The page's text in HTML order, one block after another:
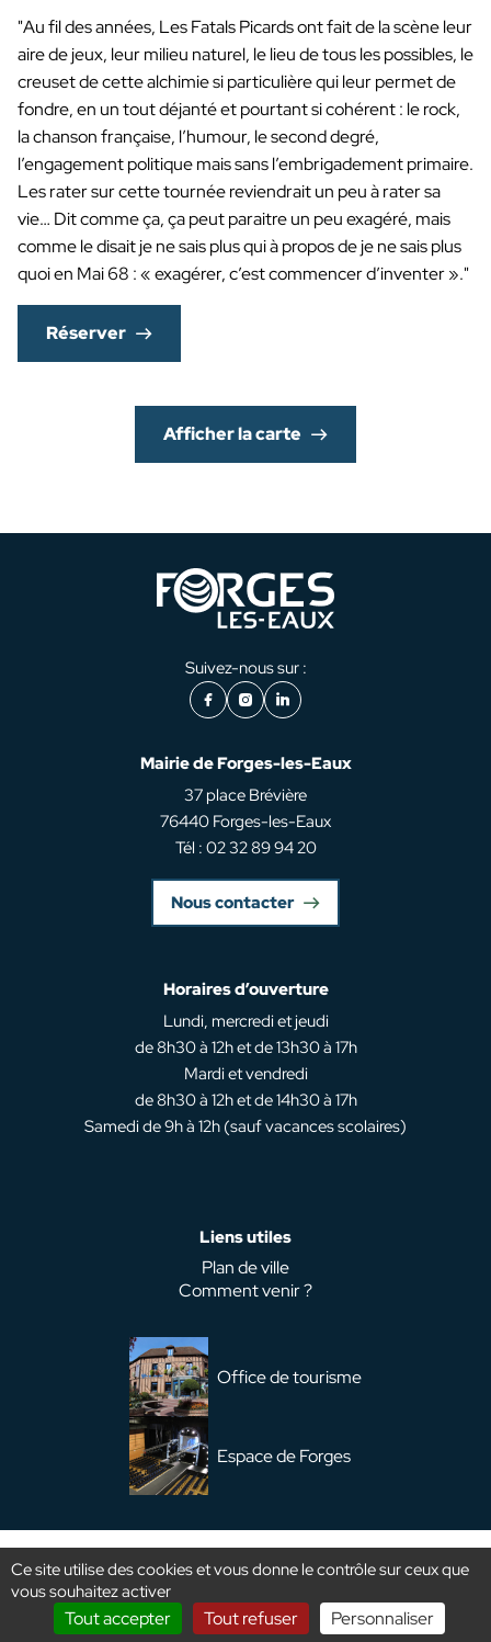
"Au fil des années, Les Fatals Picards ont fait de la scène leur
aire de jeux, leur milieu naturel, le lieu de tous les possibles, le
creuset de cette alchimie si particulière qui leur permet de
fondre, en un tout déjanté et pourtant si cohérent : le rock,
la chanson française, l’humour, le second degré,
l’engagement politique mais sans l’embrigadement primaire.
Les rater sur cette tournée reviendrait un peu à rater sa
vie… Dit comme ça, ça peut paraitre un peu exagéré, mais
comme le disait je ne sais plus qui à propos de je ne sais plus
quoi en Mai 68 : « exagérer, c’est commencer d’inventer »."
Réserver
Afficher la carte
Suivez-nous sur :
FacebookInstagram
LinkedIn
Mairie de Forges-les-Eaux
37 place Brévière
76440 Forges-les-Eaux
Tél : 02 32 89 94 20
Nous contacter
Horaires d’ouverture
Lundi, mercredi et jeudi
de 8h30 à 12h et de 13h30 à 17h
Mardi et vendredi
de 8h30 à 12h et de 14h30 à 17h
Samedi de 9h à 12h (sauf vacances scolaires)
Liens utiles
Plan de ville
Comment venir ?
Office de tourisme
Espace de Forges
Plan du site
Mentions légales
Traitement des données
Realisation :La Fabrique
Ce site utilise des cookies et vous donne le contrôle sur ceux que
vous souhaitez activer
Tout accepter Tout refuser Personnaliser